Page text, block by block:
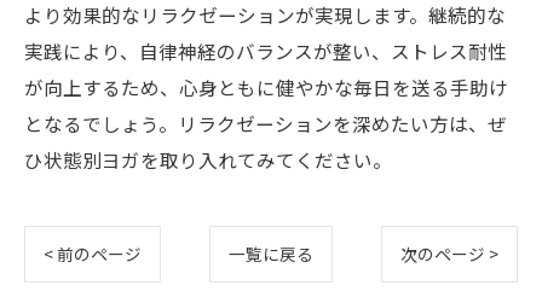
より効果的なリラクゼーションが実現します。継続的な
実践により、自律神経のバランスが整い、ストレス耐性
が向上するため、心身ともに健やかな毎日を送る手助け
となるでしょう。リラクゼーションを深めたい方は、ぜ
ひ状態別ヨガを取り入れてみてください。
< 前のページ 一覧に戻る 次のページ >